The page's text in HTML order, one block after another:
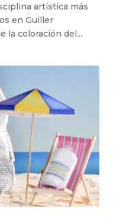
artística más
en Guiller
la coloración del...